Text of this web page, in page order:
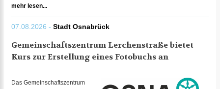
mehr lesen...
07.08.2026 - Stadt Osnabrück
Gemeinschaftszentrum Lerchenstraße bietet
Kurs zur Erstellung eines Fotobuchs an
Das Gemeinschaftszentrum